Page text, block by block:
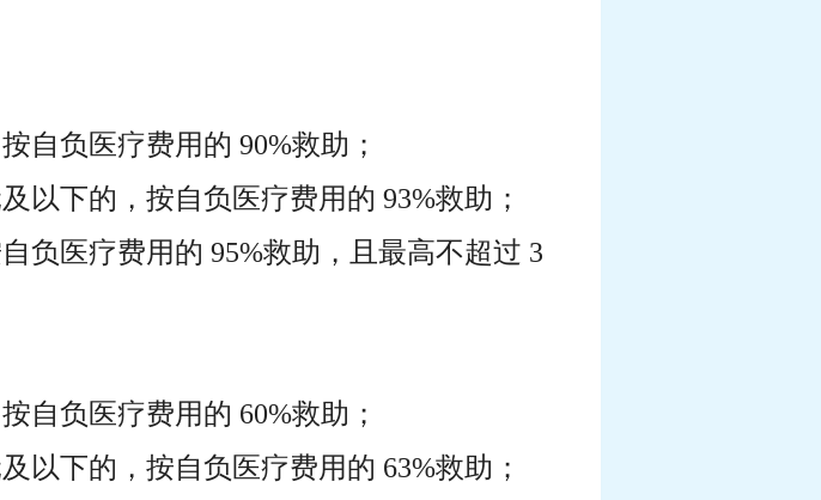
自负医疗费用的 90%救助；
以下的，按自负医疗费用的 93%救助；
负医疗费用的 95%救助，且最高不超过 3
自负医疗费用的 60%救助；
以下的，按自负医疗费用的 63%救助；